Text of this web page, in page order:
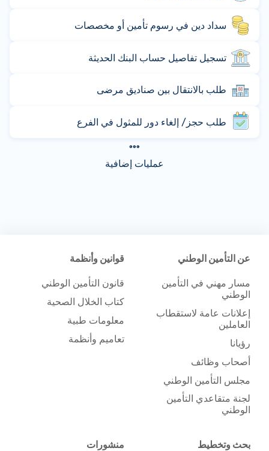
سداد دين في رسوم تأمين أو مخصصات
تسجيل تفاصيل حساب البنك الحديثة
طلب بالانتقال بين صناديق مرضى
طلب حجز/ إلغاء دور للمثول في الفرع
عمليات إضافية
عن التأمين الوطني
مسار مهني في التأمين
الوطني
إعلانات عامة لاستقطاب
العاملين
رؤيانا
أصحاب وظائف
مجلس التأمين الوطني
لجنة متقاعدي التأمين
الوطني
قوانين وأنظمة
قانون التأمين الوطني
كتاب الخلال الصحية
معلومات طبية
تعاميم وأنظمة
بحث وتخطيط منشورات